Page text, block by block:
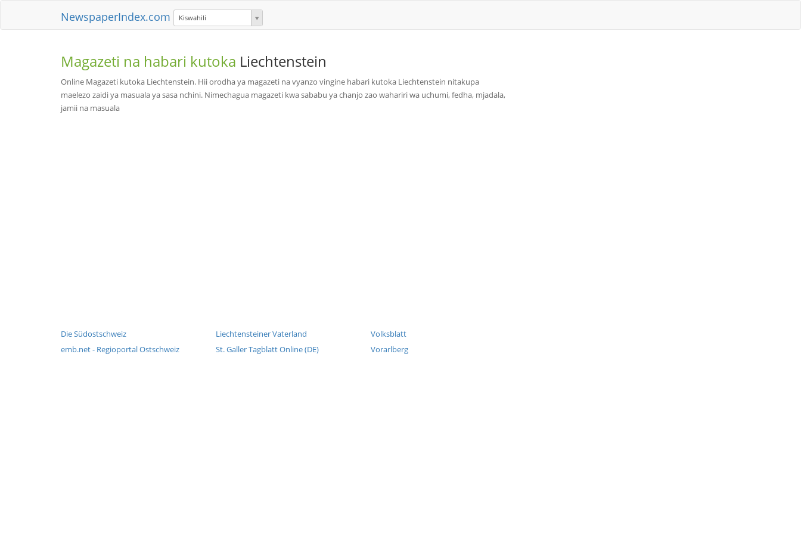
NewspaperIndex.com Kiswahili
Magazeti na habari kutoka Liechtenstein
Online Magazeti kutoka Liechtenstein. Hii orodha ya magazeti na vyanzo vingine habari kutoka Liechtenstein nitakupa
maelezo zaidi ya masuala ya sasa nchini. Nimechagua magazeti kwa sababu ya chanjo zao wahariri wa uchumi, fedha, mjadala,
jamii na masuala
Die Südostschweiz
emb.net - Regioportal Ostschweiz
Liechtensteiner Vaterland
St. Galler Tagblatt Online (DE)
Volksblatt
Vorarlberg